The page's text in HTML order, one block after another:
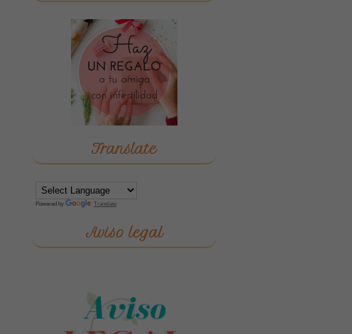
Translate
Powered by Translate
Aviso legal